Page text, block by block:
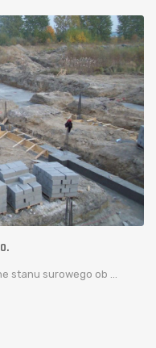
stanu surowego ob ...